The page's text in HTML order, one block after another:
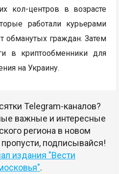
кол-центров в возрасте
работали курьерами
обманутых граждан. Затем
в криптообменники для
на Украину.
Telegram-каналов?
важные и интересные
региона в новом
подписывайся!
издания "Вести
.